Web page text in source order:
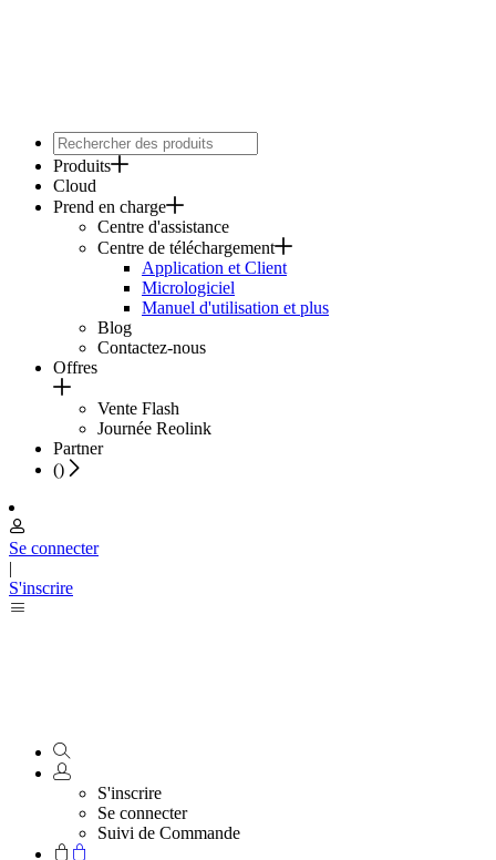
Produits
Cloud
Prend en charge
Centre d'assistance
Centre de téléchargement
Application et Client
Micrologiciel
Manuel d'utilisation et plus
Blog
Contactez-nous
Offres
Vente Flash
Journée Reolink
Partner
()
Se connecter
|
S'inscrire
S'inscrire
Se connecter
Suivi de Commande